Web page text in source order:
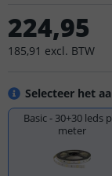
Selecteer het
Basic - 30+30 leds
meter
224,95
185,91 excl. BTW